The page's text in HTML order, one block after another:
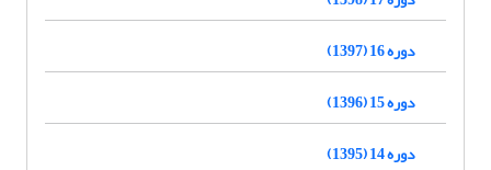
دوره 16 (1397)
دوره 15 (1396)
دوره 14 (1395)